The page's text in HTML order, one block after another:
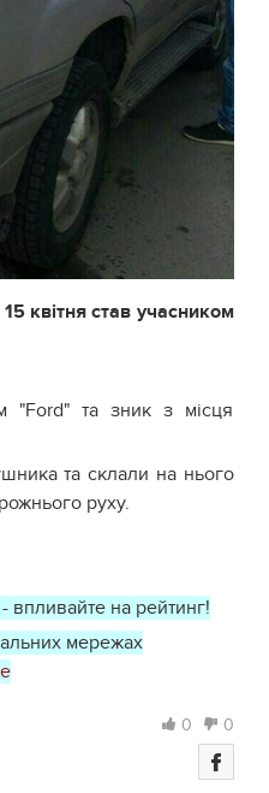
квітня став учасником
"Ford" та зник з місця
та склали на нього
руху.
- впливайте на рейтинг!
мережах
0 0